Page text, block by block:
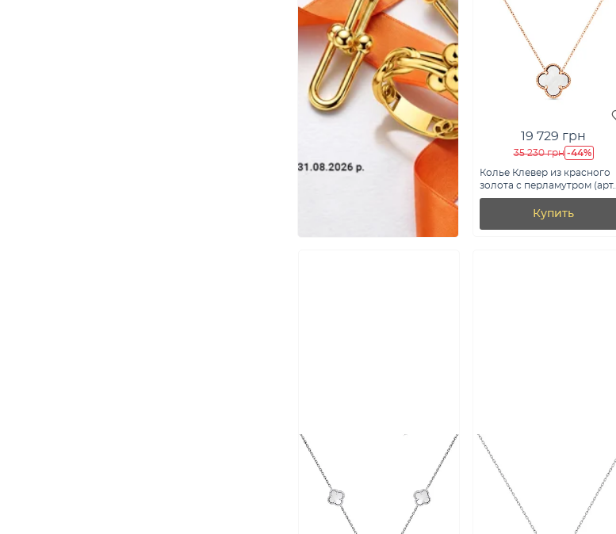
19 729 грн
35 230 грн -44%
Колье Клевер из красного
золота с перламутром (арт.
361496/10п)
Купить